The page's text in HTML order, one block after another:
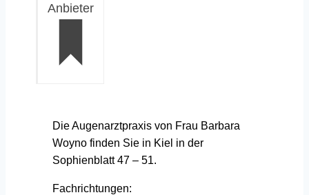
Anbieter
Die Augenarztpraxis von Frau Barbara
Woyno finden Sie in Kiel in der
Sophienblatt 47 – 51.
Fachrichtungen: